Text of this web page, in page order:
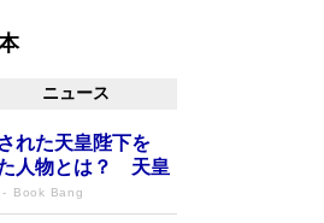
ニュース
れた天皇陛下を
た人物とは？ 天皇
Book Bang